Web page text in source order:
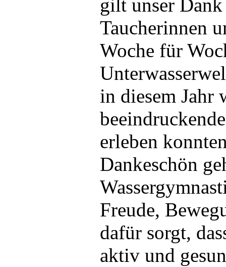
gilt unser Dank
Taucherinnen
Woche für
in diesem Jahr
erleben
Dankeschön
Freude,
dafür sorgt,
aktiv und